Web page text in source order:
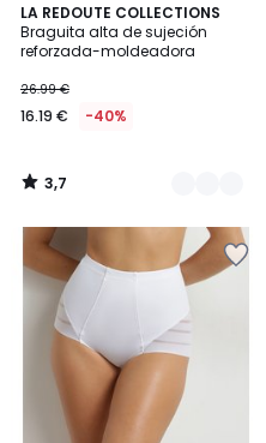
LA REDOUTE COLLECTIONS
Braguita alta de sujeción
reforzada-moldeadora
26.99 €
16.19 € -40%
3,7
/ 5
2
Colores
3,7
/